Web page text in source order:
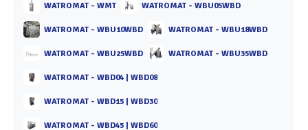
WATROMAT - WMT WATROMAT - WBU05WBD
WATROMAT - WBU10WBD WATROMAT - WBU18WBD
WATROMAT - WBU25WBD WATROMAT - WBU35WBD
WATROMAT - WBD04 | WBD08
WATROMAT - WBD15 | WBD30
WATROMAT - WBD45 | WBD60